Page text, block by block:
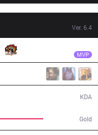
Ver. 6.4
MVP
Gold
KDA